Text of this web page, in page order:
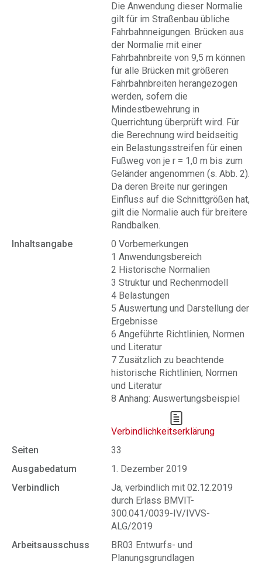
Die Anwendung dieser Normalie
gilt für im Straßenbau übliche
Fahrbahnneigungen. Brücken aus
der Normalie mit einer
Fahrbahnbreite von 9,5 m können
für alle Brücken mit größeren
Fahrbahnbreiten herangezogen
werden, sofern die
Mindestbewehrung in
Querrichtung überprüft wird. Für
die Berechnung wird beidseitig
ein Belastungsstreifen für einen
Fußweg von je r = 1,0 m bis zum
Geländer angenommen (s. Abb. 2).
Da deren Breite nur geringen
Einfluss auf die Schnittgrößen hat,
gilt die Normalie auch für breitere
Randbalken.
Inhaltsangabe
0 Vorbemerkungen
1 Anwendungsbereich
2 Historische Normalien
3 Struktur und Rechenmodell
4 Belastungen
5 Auswertung und Darstellung der
Ergebnisse
6 Angeführte Richtlinien, Normen
und Literatur
7 Zusätzlich zu beachtende
historische Richtlinien, Normen
und Literatur
8 Anhang: Auswertungsbeispiel
Verbindlichkeitserklärung
Seiten
33
Ausgabedatum
1. Dezember 2019
Verbindlich
Ja, verbindlich mit 02.12.2019
durch Erlass BMVIT-
300.041/0039-IV/IVVS-
ALG/2019
Arbeitsausschuss
BR03 Entwurfs- und
Planungsgrundlagen